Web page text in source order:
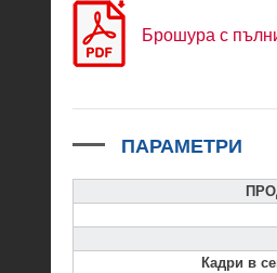
Брошура с
ПАРАМЕТРИ
Кадри в